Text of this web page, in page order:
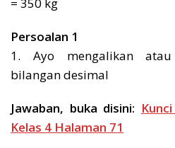
Persoalan 1
1. Ayo mengalikan
bilangan desimal
Jawaban, buka disini:
Kelas 4 Halaman 71